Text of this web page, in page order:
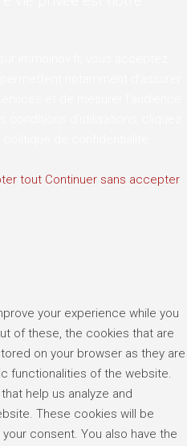
tout Continuer sans accepter
your experience while you
of these, the cookies that are
on your browser as they are
functionalities of the website.
help us analyze and
These cookies will be
consent. You also have the